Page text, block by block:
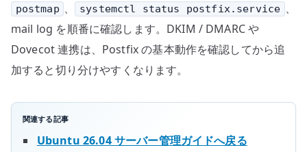
postmap 、 systemctl status postfix.service 、
mail log を順番に確認します。DKIM / DMARC や
Dovecot 連携は、Postfix の基本動作を確認してから追
加すると切り分けやすくなります。
関連する記事
Ubuntu 26.04 サーバー管理ガイドへ戻る